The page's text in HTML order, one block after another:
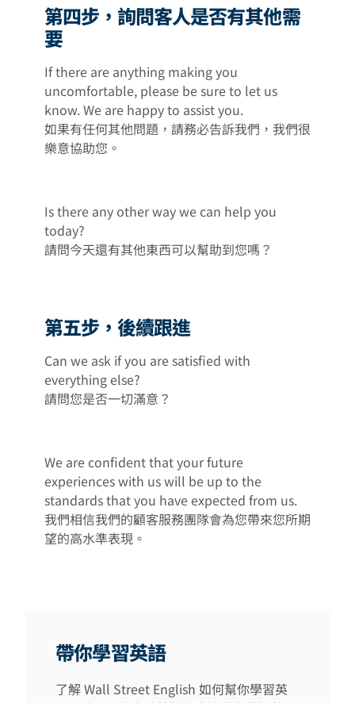
第四步，詢問客人是否有其他需
要
If there are anything making you
uncomfortable, please be sure to let us
know. We are happy to assist you.
如果有任何其他問題，請務必告訴我們，我們很
樂意協助您。
Is there any other way we can help you
today?
請問今天還有其他東西可以幫助到您嗎？
第五步，後續跟進
Can we ask if you are satisfied with
everything else?
請問您是否一切滿意？
We are confident that your future
experiences with us will be up to the
standards that you have expected from us.
我們相信我們的顧客服務團隊會為您帶來您所期
望的高水準表現。
帶你學習英語
了解 Wall Street English 如何幫你學習英